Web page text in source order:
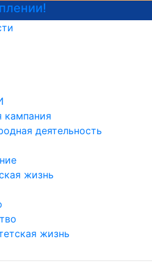
программы
кампания
деятельность
жизнь
жизнь